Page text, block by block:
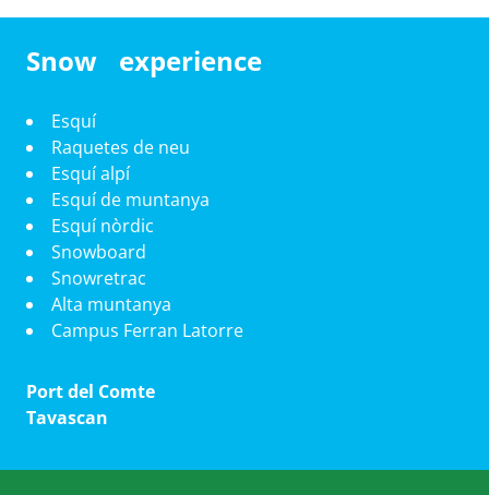
Snow experience
Esquí
Raquetes de neu
Esquí alpí
Esquí de muntanya
Esquí nòrdic
Snowboard
Snowretrac
Alta muntanya
Campus Ferran Latorre
Port del Comte
Tavascan